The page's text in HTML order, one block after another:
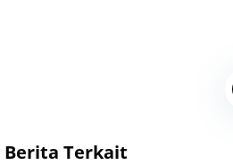
Berita Terkait